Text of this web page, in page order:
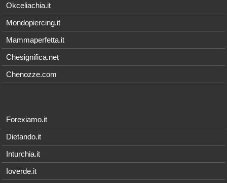
Okceliachia.it
Mondopiercing.it
Mammaperfetta.it
Chesignifica.net
Chenozze.com
Forexiamo.it
Dietando.it
Inturchia.it
Ioverde.it